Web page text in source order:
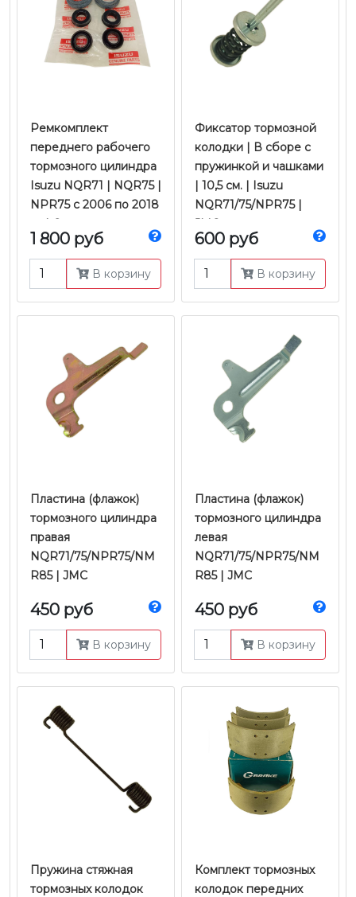
​​​​​​​Ремкомплект
переднего рабочего
тормозного цилиндра
Isuzu NQR71 | NQR75 |
NPR75 с 2006 по 2018
гг. | Оригинал
1 800 руб
В корзину
Фиксатор тормозной
колодки | В сборе с
пружинкой и чашками
| 10,5 см. | Isuzu
NQR71/75/NPR75 |
JMC
600 руб
В корзину
Пластина (флажок)
тормозного цилиндра
правая
NQR71/75/NPR75/NM
R85 | JMC
450 руб
В корзину
Пластина (флажок)
тормозного цилиндра
левая
NQR71/75/NPR75/NM
R85 | JMC
450 руб
В корзину
Пружина стяжная
тормозных колодок
Комплект тормозных
колодок передних